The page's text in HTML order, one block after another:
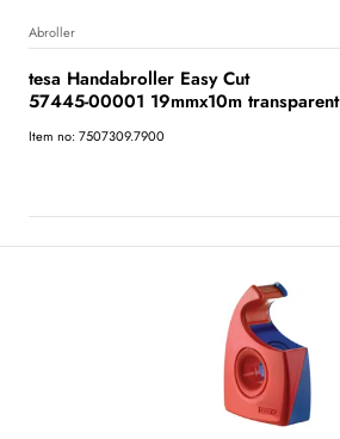
Abroller
tesa Handabroller Easy Cut
57445-00001 19mmx10m transparent
Item no: 7507309.7900